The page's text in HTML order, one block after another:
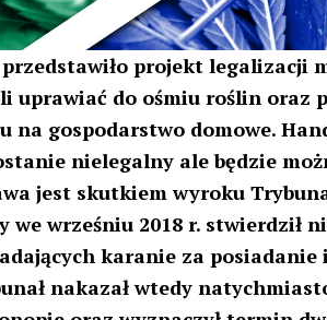
przedstawiło projekt legalizacji
uprawiać do ośmiu roślin oraz
na gospodarstwo domowe.
nielegalny ale będzie
jest skutkiem wyroku
we wrześniu 2018 r. stwierdził
karanie za
nakazał wtedy